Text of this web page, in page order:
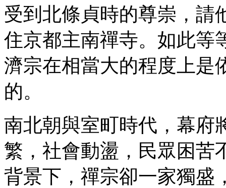
受到北條貞時的尊崇，請
住京都主南禪寺。如此等
濟宗在相當大的程度上是
的。
南北朝與室町時代，幕府
繁，社會動盪，民眾困苦
背景下，禪宗卻一家獨盛